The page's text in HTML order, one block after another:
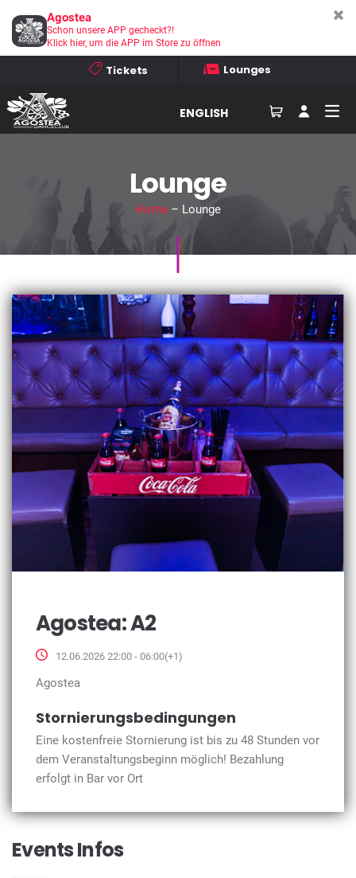
Tickets Lounges
ENGLISH
Lounge
Home– Lounge
Agostea: A2
12.06.2026 22:00 - 06:00(+1)
Agostea
Stornierungsbedingungen
Eine kostenfreie Stornierung ist bis zu 48 Stunden vor
dem Veranstaltungsbeginn möglich! Bezahlung
erfolgt in Bar vor Ort
Events Infos
Agostea
Schon unsere APP gecheckt?!
Klick hier, um die APP im Store zu öffnen